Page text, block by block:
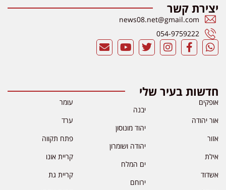
יצירת קשר
news08.net@gmail.com
054-9759222
חדשות בעיר שלי
אופקים
אור יהודה
אזור
אילת
אשדוד
יבנה
יהוד מונוסון
יהודה ושומרון
ים המלח
ירוחם
עומר
ערד
פתח תקווה
קריית אונו
קריית גת